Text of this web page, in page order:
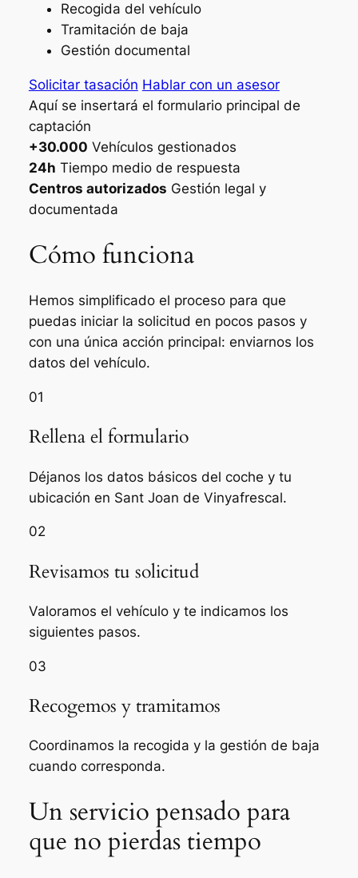
Recogida del vehículo
Tramitación de baja
Gestión documental
Solicitar tasación Hablar con un asesor
Aquí se insertará el formulario principal de
captación
+30.000 Vehículos gestionados
24h Tiempo medio de respuesta
Centros autorizados Gestión legal y
documentada
Cómo funciona
Hemos simplificado el proceso para que
puedas iniciar la solicitud en pocos pasos y
con una única acción principal: enviarnos los
datos del vehículo.
01
Rellena el formulario
Déjanos los datos básicos del coche y tu
ubicación en Sant Joan de Vinyafrescal.
02
Revisamos tu solicitud
Valoramos el vehículo y te indicamos los
siguientes pasos.
03
Recogemos y tramitamos
Coordinamos la recogida y la gestión de baja
cuando corresponda.
Un servicio pensado para
que no pierdas tiempo